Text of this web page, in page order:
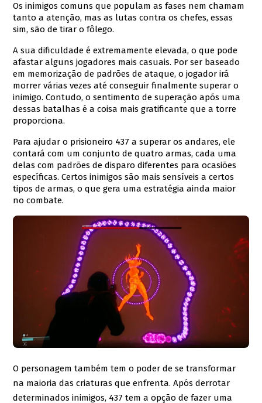
Os inimigos comuns que populam as fases nem chamam
tanto a atenção, mas as lutas contra os chefes, essas
sim, são de tirar o fôlego.
A sua dificuldade é extremamente elevada, o que pode
afastar alguns jogadores mais casuais. Por ser baseado
em memorização de padrões de ataque, o jogador irá
morrer várias vezes até conseguir finalmente superar o
inimigo. Contudo, o sentimento de superação após uma
dessas batalhas é a coisa mais gratificante que a torre
proporciona.
Para ajudar o prisioneiro 437 a superar os andares, ele
contará com um conjunto de quatro armas, cada uma
delas com padrões de disparo diferentes para ocasiões
específicas. Certos inimigos são mais sensíveis a certos
tipos de armas, o que gera uma estratégia ainda maior
no combate.
O personagem também tem o poder de se transformar
na maioria das criaturas que enfrenta. Após derrotar
determinados inimigos, 437 tem a opção de fazer uma